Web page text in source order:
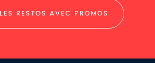
RESTOS AVEC PROMOS